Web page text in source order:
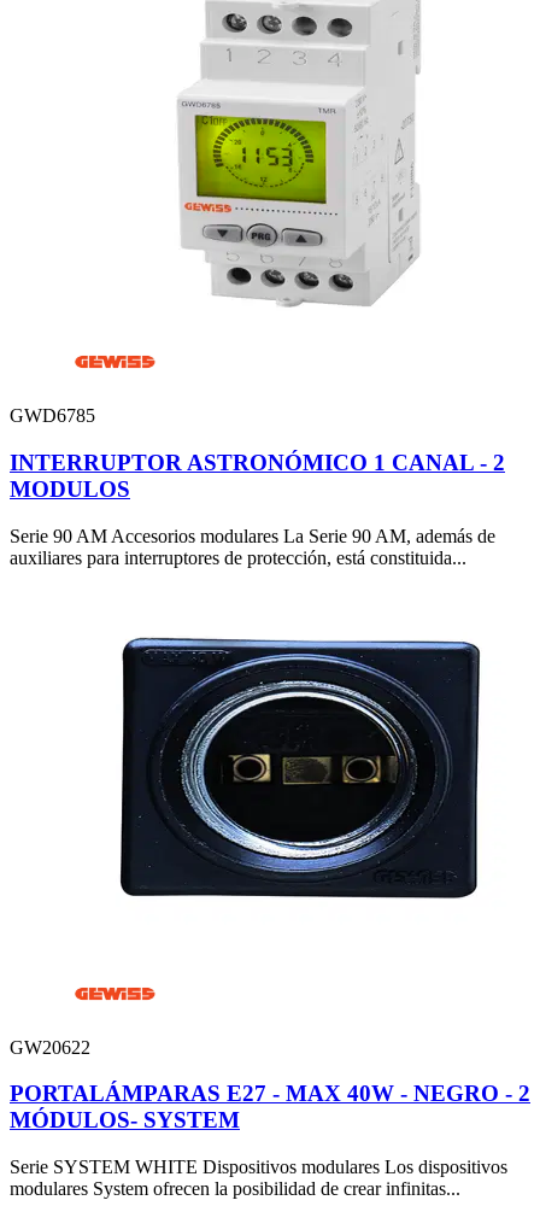
GWD6785
INTERRUPTOR ASTRONÓMICO 1 CANAL - 2
MODULOS
Serie 90 AM Accesorios modulares La Serie 90 AM, además de
auxiliares para interruptores de protección, está constituida...
GW20622
PORTALÁMPARAS E27 - MAX 40W - NEGRO - 2
MÓDULOS- SYSTEM
Serie SYSTEM WHITE Dispositivos modulares Los dispositivos
modulares System ofrecen la posibilidad de crear infinitas...